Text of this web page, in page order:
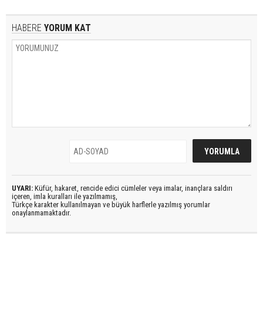
HABERE YORUM KAT
UYARI: Küfür, hakaret, rencide edici cümleler veya imalar, inançlara saldırı
içeren, imla kuralları ile yazılmamış,
Türkçe karakter kullanılmayan ve büyük harflerle yazılmış yorumlar
onaylanmamaktadır.